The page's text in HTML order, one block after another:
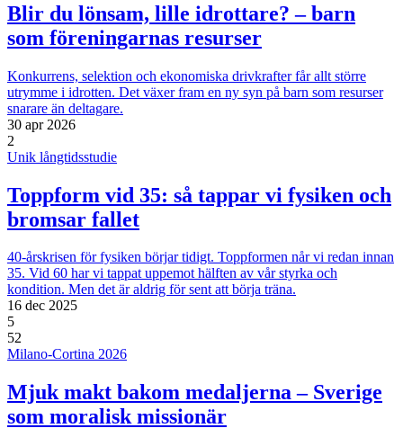
Blir du lönsam, lille idrottare? – barn
som föreningarnas resurser
Konkurrens, selektion och ekonomiska drivkrafter får allt större
utrymme i idrotten. Det växer fram en ny syn på barn som resurser
snarare än deltagare.
30 apr 2026
2
Unik långtidsstudie
Toppform vid 35: så tappar vi fysiken och
bromsar fallet
40-årskrisen för fysiken börjar tidigt. Toppformen når vi redan innan
35. Vid 60 har vi tappat uppemot hälften av vår styrka och
kondition. Men det är aldrig för sent att börja träna.
16 dec 2025
5
52
Milano-Cortina 2026
Mjuk makt bakom medaljerna – Sverige
som moralisk missionär